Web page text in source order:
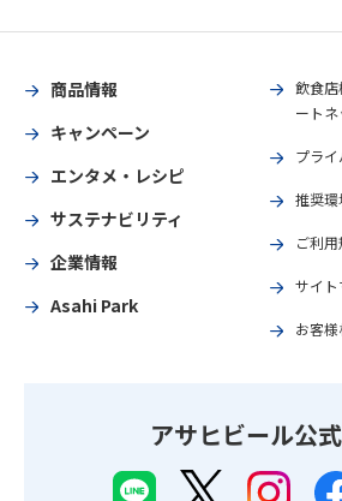
商品情報
キャンペーン
エンタメ・レシピ
サステナビリティ
企業情報
Asahi Park
飲食
ートネ
プラ
推奨環
ご利
サイ
お客
アサヒビール公